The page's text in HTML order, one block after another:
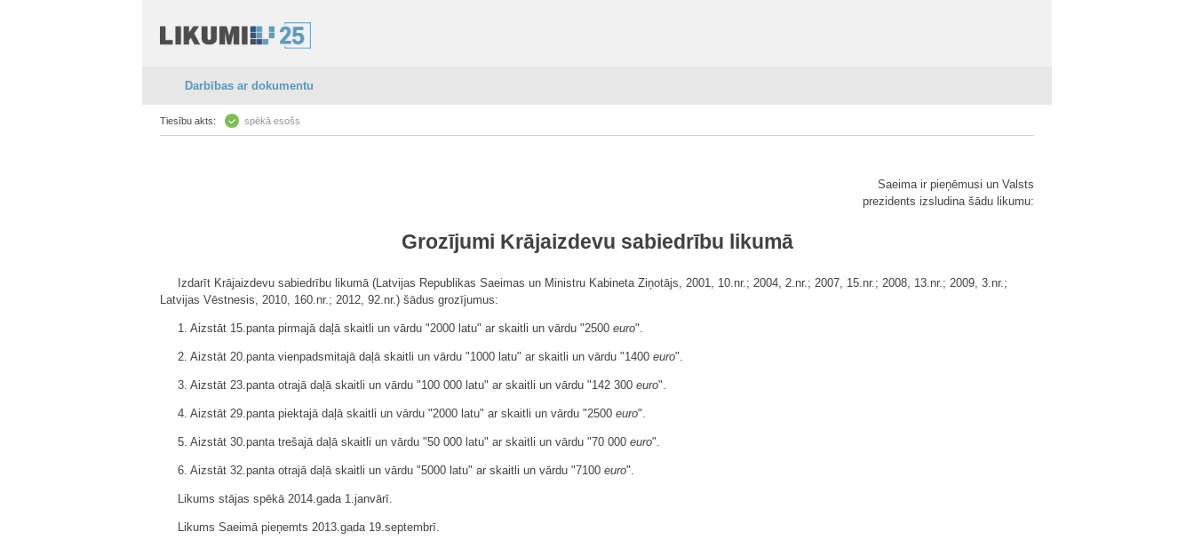
Darbības ar dokumentu
Tiesību akts: spēkā esošs
Saeima ir pieņēmusi un Valsts
prezidents izsludina šādu likumu:
Grozījumi Krājaizdevu sabiedrību likumā
Izdarīt Krājaizdevu sabiedrību likumā (Latvijas Republikas Saeimas un Ministru Kabineta Ziņotājs, 2001, 10.nr.; 2004, 2.nr.; 2007, 15.nr.; 2008, 13.nr.; 2009, 3.nr.;
Latvijas Vēstnesis, 2010, 160.nr.; 2012, 92.nr.) šādus grozījumus:
1. Aizstāt 15.panta pirmajā daļā skaitli un vārdu "2000 latu" ar skaitli un vārdu "2500 euro".
2. Aizstāt 20.panta vienpadsmitajā daļā skaitli un vārdu "1000 latu" ar skaitli un vārdu "1400 euro".
3. Aizstāt 23.panta otrajā daļā skaitli un vārdu "100 000 latu" ar skaitli un vārdu "142 300 euro".
4. Aizstāt 29.panta piektajā daļā skaitli un vārdu "2000 latu" ar skaitli un vārdu "2500 euro".
5. Aizstāt 30.panta trešajā daļā skaitli un vārdu "50 000 latu" ar skaitli un vārdu "70 000 euro".
6. Aizstāt 32.panta otrajā daļā skaitli un vārdu "5000 latu" ar skaitli un vārdu "7100 euro".
Likums stājas spēkā 2014.gada 1.janvārī.
Likums Saeimā pieņemts 2013.gada 19.septembrī.